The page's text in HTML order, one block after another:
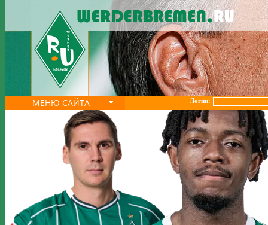
МЕНЮ САЙТА Логин: